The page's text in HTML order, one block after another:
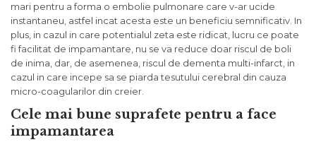
mari pentru a forma o embolie pulmonare care v-ar ucide
instantaneu, astfel incat acesta este un beneficiu semnificativ. In
plus, in cazul in care potentialul zeta este ridicat, lucru ce poate
fi facilitat de impamantare, nu se va reduce doar riscul de boli
de inima, dar, de asemenea, riscul de dementa multi-infarct, in
cazul in care incepe sa se piarda tesutului cerebral din cauza
micro-coagularilor din creier.
Cele mai bune suprafete pentru a face
impamantarea